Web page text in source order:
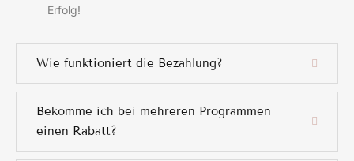
Erfolg!
Wie funktioniert die Bezahlung?
Bekomme ich bei mehreren Programmen
einen Rabatt?